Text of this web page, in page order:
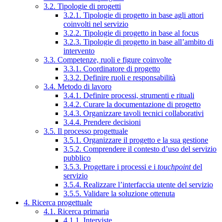
3.2. Tipologie di progetti
3.2.1. Tipologie di progetto in base agli attori
coinvolti nel servizio
3.2.2. Tipologie di progetto in base al focus
3.2.3. Tipologie di progetto in base all’ambito di
intervento
3.3. Competenze, ruoli e figure coinvolte
3.3.1. Coordinatore di progetto
3.3.2. Definire ruoli e responsabilità
3.4. Metodo di lavoro
3.4.1. Definire processi, strumenti e rituali
3.4.2. Curare la documentazione di progetto
3.4.3. Organizzare tavoli tecnici collaborativi
3.4.4. Prendere decisioni
3.5. Il processo progettuale
3.5.1. Organizzare il progetto e la sua gestione
3.5.2. Comprendere il contesto d’uso del servizio
pubblico
3.5.3. Progettare i processi e i touchpointdel
servizio
3.5.4. Realizzare l’interfaccia utente del servizio
3.5.5. Validare la soluzione ottenuta
4. Ricerca progettuale
4.1. Ricerca primaria
4.1.1. Interviste